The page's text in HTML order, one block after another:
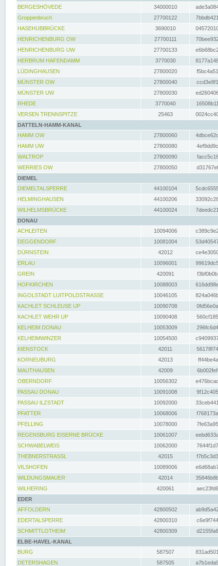
BERGESHÖVEDE
34000010
Groppenbruch
27700122
HASEHUBBRÜCKE
3690010
HENRICHENBURG OW
27700111
HENRICHENBURG UW
27700133
HERBRUM HAFENDAMM
3770030
LÜDINGHAUSEN
27800020
MÜNSTER OW
27800040
MÜNSTER UW
27800030
RHEDE
3770040
VERSEN TRENNSPITZE
25463
DATTELN-HAMM-KANAL
HAMM OW
27800060
HAMM UW
27800080
WALTROP
27800090
WERRIES OW
27800050
DIEMEL
DIEMELTALSPERRE
44100104
HELMINGHAUSEN
44100206
WILHELMSBRÜCKE
44100024
DONAU
ACHLEITEN
10094006
DEGGENDORF
10081004
DÜRNSTEIN
42012
ERLAU
10096001
GREIN
420091
HOFKIRCHEN
10088003
INGOLSTADT LUITPOLDSTRASSE
10046105
KACHLET SCHLEUSE UP
10090708
KACHLET WEHR UP
10090408
KELHEIM DONAU
10053009
KELHEIMWINZER
10054500
KIENSTOCK
42011
KORNEUBURG
42013
MAUTHAUSEN
42009
OBERNDORF
10056302
PASSAU DONAU
10091008
PASSAU ILZSTADT
10092000
PFATTER
10068006
PFELLING
10078000
REGENSBURG EISERNE BRÜCKE
10061007
SCHWABELWEIS
10062000
THEBNERSTRASSL
42015
VILSHOFEN
10089006
WILDUNGSMAUER
42014
WILHERING
420061
EDER
AFFOLDERN
42800502
EDERTALSPERRE
42800310
SCHMITTLOTHEIM
42800309
ELBE-HAVEL-KANAL
BURG
587507
DETERSHAGEN
587505